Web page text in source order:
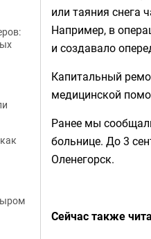
или таяния снега
Например, в
и создавало
Капитальный
медицинской
Ранее мы
больнице. До 3
Оленегорск.
Сейчас также